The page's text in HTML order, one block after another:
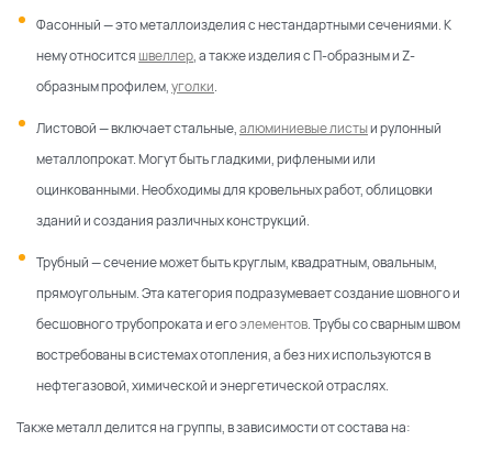
Фасонный— это металлоизделия с нестандартными сечениями. К
нему относитсяшвеллер, а также изделия с П-образным и Z-
образным профилем,уголки.
Листовой— включает стальные,алюминиевые листыи рулонный
металлопрокат. Могут быть гладкими, рифлеными или
оцинкованными. Необходимы для кровельных работ, облицовки
зданий и создания различных конструкций.
Трубный — сечение может быть круглым, квадратным, овальным,
прямоугольным. Эта категория подразумевает создание шовного и
бесшовного трубопроката и егоэлементов. Трубы со сварным швом
востребованы в системах отопления, а без них используются в
нефтегазовой, химической и энергетической отраслях.
Также металл делится на группы, в зависимости от состава на: